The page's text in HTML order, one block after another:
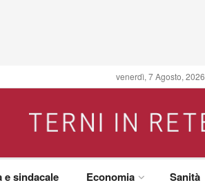
venerdì, 7 Agosto, 2026
e sindacale Economia Sanità